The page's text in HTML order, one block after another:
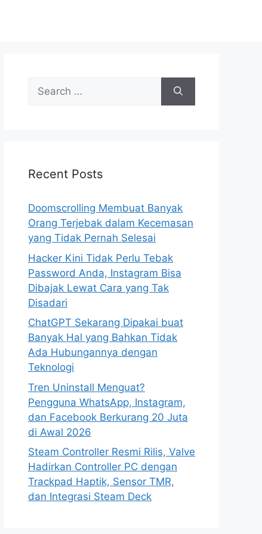
f
r
:
Recent Posts
Doomscrolling Membuat Banyak
Orang Terjebak dalam Kecemasan
yang Tidak Pernah Selesai
Hacker Kini Tidak Perlu Tebak
Password Anda, Instagram Bisa
Dibajak Lewat Cara yang Tak
Disadari
ChatGPT Sekarang Dipakai buat
Banyak Hal yang Bahkan Tidak
Ada Hubungannya dengan
Teknologi
Tren Uninstall Menguat?
Pengguna WhatsApp, Instagram,
dan Facebook Berkurang 20 Juta
di Awal 2026
Steam Controller Resmi Rilis, Valve
Hadirkan Controller PC dengan
Trackpad Haptik, Sensor TMR,
dan Integrasi Steam Deck